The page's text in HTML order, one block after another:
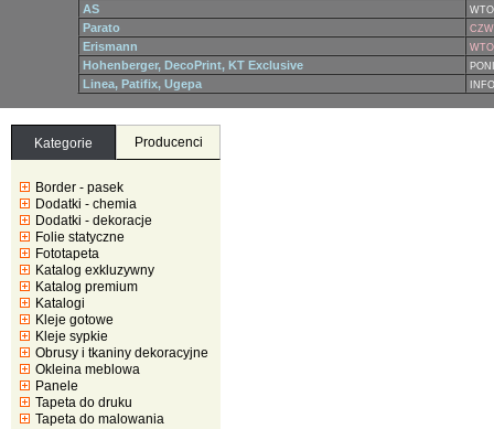
AS
Parato
Erismann
Hohenberger, DecoPrint, KT Exclusive
Linea, Patifix, Ugepa
Kategorie Producenci
Border - pasek
Dodatki - chemia
Dodatki - dekoracje
Folie statyczne
Fototapeta
Katalog exkluzywny
Katalog premium
Katalogi
Kleje gotowe
Kleje sypkie
Obrusy i tkaniny dekoracyjne
Okleina meblowa
Panele
Tapeta do druku
Tapeta do malowania